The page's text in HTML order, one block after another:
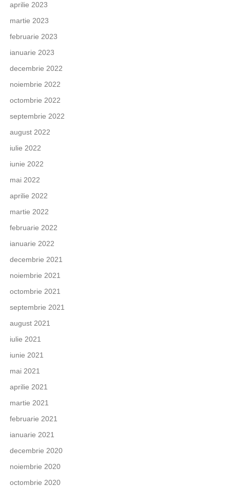
aprilie 2023
martie 2023
februarie 2023
ianuarie 2023
decembrie 2022
noiembrie 2022
octombrie 2022
septembrie 2022
august 2022
iulie 2022
iunie 2022
mai 2022
aprilie 2022
martie 2022
februarie 2022
ianuarie 2022
decembrie 2021
noiembrie 2021
octombrie 2021
septembrie 2021
august 2021
iulie 2021
iunie 2021
mai 2021
aprilie 2021
martie 2021
februarie 2021
ianuarie 2021
decembrie 2020
noiembrie 2020
octombrie 2020